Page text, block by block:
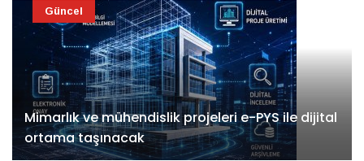
Mimarlık ve mühendislik projeleri e-PYS ile dijital
ortama taşınacak
Güncel